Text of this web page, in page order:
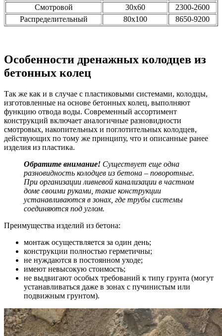
Смотровой
30х60
2300-2600
Распределительный
80х100 8650-9200
Особенности дренажных колодцев из
бетонных колец
Так же как и в случае с пластиковыми системами, колодцы,
изготовленные на основе бетонных колец, выполняют
функцию отвода воды. Современный ассортимент
конструкций включает аналогичные разновидности
смотровых, накопительных и поглотительных колодцев,
действующих по тому же принципу, что и описанные ранее
изделия из пластика.
Обратите внимание! Существует еще одна
разновидность колодцев из бетона – поворотные.
При организации ливневой канализации в частном
доме своими руками, такие конструкции
устанавливаются в зонах, где трубы системы
соединяются под углом.
Преимущества изделий из бетона:
монтаж осуществляется за один день;
конструкции полностью герметичны;
не нуждаются в постоянном уходе;
имеют невысокую стоимость;
не выдвигают особых требований к типу грунта (могут
устанавливаться даже в зонах с пучинистым или
подвижным грунтом).